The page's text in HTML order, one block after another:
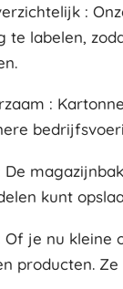
:
te labelen,
:
De
kunt
Of je nu
producten.